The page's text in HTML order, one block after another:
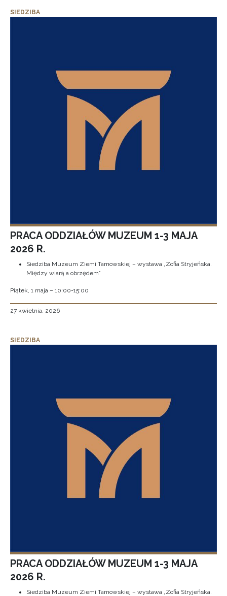
SIEDZIBA
PRACA ODDZIAŁÓW MUZEUM 1-3 MAJA
2026 R.
Siedziba Muzeum Ziemi Tarnowskiej – wystawa „Zofia Stryjeńska.
Między wiarą a obrzędem”
Piątek, 1 maja – 10:00-15:00
27 kwietnia, 2026
SIEDZIBA
PRACA ODDZIAŁÓW MUZEUM 1-3 MAJA
2026 R.
Siedziba Muzeum Ziemi Tarnowskiej – wystawa „Zofia Stryjeńska.